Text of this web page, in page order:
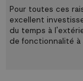
Pour toutes ces
excellent
du temps à
de fonctionnalité à